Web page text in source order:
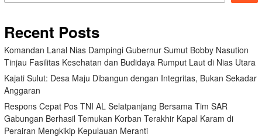
Recent Posts
Komandan Lanal Nias Dampingi Gubernur Sumut Bobby Nasution
Tinjau Fasilitas Kesehatan dan Budidaya Rumput Laut di Nias Utara
Kajati Sulut: Desa Maju Dibangun dengan Integritas, Bukan Sekadar
Anggaran
Respons Cepat Pos TNI AL Selatpanjang Bersama Tim SAR
Gabungan Berhasil Temukan Korban Terakhir Kapal Karam di
Perairan Mengkikip Kepulauan Meranti